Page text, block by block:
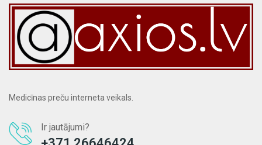
Medicīnas preču interneta veikals.
Ir jautājumi?